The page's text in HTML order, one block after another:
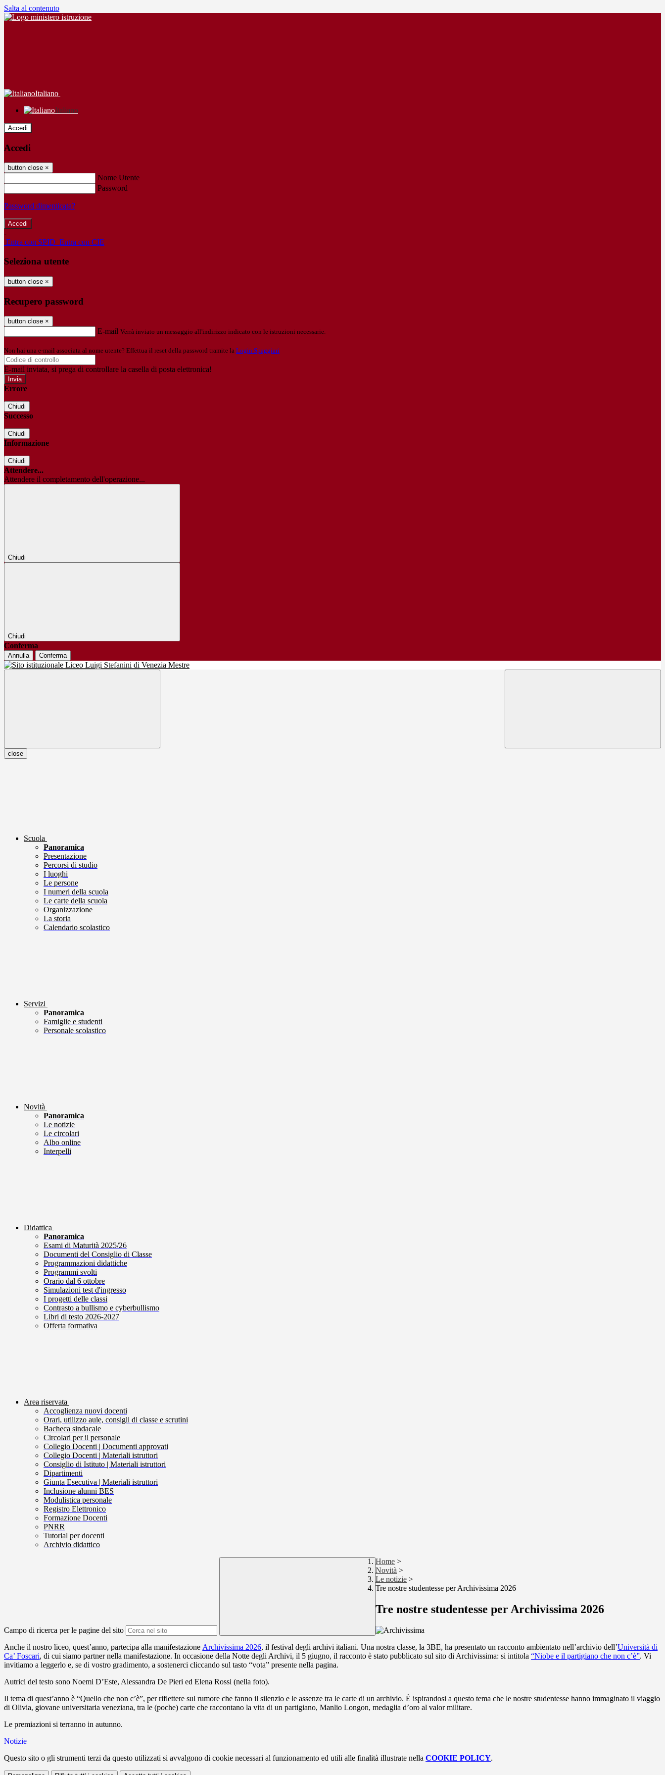
Salta al contenuto
Italiano
Italiano
Accedi
Accedi
button close ×
Nome Utente
Password
Password dimenticata?
-
Entra con SPID Entra con CIE
Seleziona utente
button close ×
Recupero password
button close ×
E-mail Verrà inviato un messaggio all'indirizzo indicato con le istruzioni necessarie.
Non hai una e-mail associata al nome utente? Effettua il reset della password tramite la Login Spaggiari
E-mail inviata, si prega di controllare la casella di posta elettronica!
Errore
Chiudi
Successo
Chiudi
Informazione
Chiudi
Attendere...
Attendere il completamento dell'operazione...
Chiudi
Chiudi
Conferma
Annulla Conferma
close
Scuola
Panoramica
Presentazione
Percorsi di studio
I luoghi
Le persone
I numeri della scuola
Le carte della scuola
Organizzazione
La storia
Calendario scolastico
Servizi
Panoramica
Famiglie e studenti
Personale scolastico
Novità
Panoramica
Le notizie
Le circolari
Albo online
Interpelli
Didattica
Panoramica
Esami di Maturità 2025/26
Documenti del Consiglio di Classe
Programmazioni didattiche
Programmi svolti
Orario dal 6 ottobre
Simulazioni test d'ingresso
I progetti delle classi
Contrasto a bullismo e cyberbullismo
Libri di testo 2026-2027
Offerta formativa
Area riservata
Accoglienza nuovi docenti
Orari, utilizzo aule, consigli di classe e scrutini
Bacheca sindacale
Circolari per il personale
Collegio Docenti | Documenti approvati
Collegio Docenti | Materiali istruttori
Consiglio di Istituto | Materiali istruttori
Dipartimenti
Giunta Esecutiva | Materiali istruttori
Inclusione alunni BES
Modulistica personale
Registro Elettronico
Formazione Docenti
PNRR
Tutorial per docenti
Archivio didattico
Campo di ricerca per le pagine del sito
Home >
Novità >
Le notizie >
Tre nostre studentesse per Archivissima 2026
Tre nostre studentesse per Archivissima 2026
Anche il nostro liceo, quest’anno, partecipa alla manifestazione Archivissima 2026, il festival degli archivi italiani. Una nostra classe, la 3BE, ha presentato un racconto ambientato nell’archivio dell’Università di
Ca’ Foscari, di cui siamo partner nella manifestazione. In occasione della Notte degli Archivi, il 5 giugno, il racconto è stato pubblicato sul sito di Archivissima: si intitola “Niobe e il partigiano che non c’è”. Vi
invitiamo a leggerlo e, se di vostro gradimento, a sostenerci cliccando sul tasto “vota” presente nella pagina.
Autrici del testo sono Noemi D’Este, Alessandra De Pieri ed Elena Rossi (nella foto).
Il tema di quest’anno è “Quello che non c’è”, per riflettere sul rumore che fanno il silenzio e le assenze tra le carte di un archivio. È ispirandosi a questo tema che le nostre studentesse hanno immaginato il viaggio
di Olivia, giovane universitaria veneziana, tra le (poche) carte che raccontano la vita di un partigiano, Manlio Longon, medaglia d’oro al valor militare.
Le premiazioni si terranno in autunno.
Notizie
Questo sito o gli strumenti terzi da questo utilizzati si avvalgono di cookie necessari al funzionamento ed utili alle finalità illustrate nella COOKIE POLICY.